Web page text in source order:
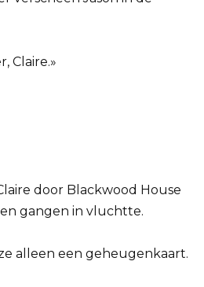
Claire.»
door Blackwood House
gangen in vluchtte.
alleen een geheugenkaart.